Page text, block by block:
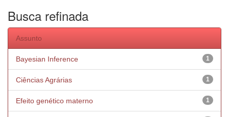
Busca refinada
Assunto
1
Bayesian Inference
1
Ciências Agrárias
1
Efeito genético materno